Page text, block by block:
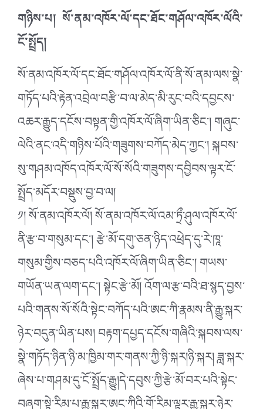
གཉིས་པ། སོ་ནམ་འཁོར་ལོ་དང་ཐོང་གཤོལ་འཁོར་ལོའི་
ངོ་སྤྲོད།
སོ་ནམ་འཁོར་ལོ་དང་ཐོང་གཤོལ་འཁོར་ལོ་ནི་སོ་ནམ་ལས་སྣེ་
གཏོད་པའི་རྟེན་འབྲེལ་བརྩི་བ་ལ་མེད་མི་རུང་བའི་དབྱངས་
འཆར་རྒྱུད་དངོས་བསྟན་གྱི་འཁོར་ལོ་ཞིག་ཡིན་ཅིང༌། གཞུང་
ལེའི་ནང་འདི་གཉིས་པོའི་གཟུགས་བཀོད་མེད་ཀྱང༌། སྐབས་
སུ་གཤམ་འཁོད་འཁོར་ལོ་སོ་སོའི་གཟུགས་དབྱིབས་ལྟར་ངོ་
སྤྲོད་མདོར་བསྡུས་བྱ་བ་ལ།
༡། སོ་ནམ་འཁོར་ལོ། སོ་ནམ་འཁོར་ལོ་འམ་ཏྲྀ་ཤུལ་འཁོར་ལོ་
ནི་རྩ་བ་གསུམ་དང༌། རྩེ་མོ་དགུ་ཅན་ཉིད་འཕྲེད་དུ་རེ་ཁཱ་
གསུམ་གྱིས་བཅད་པའི་འཁོར་ལོ་ཞིག་ཡིན་ཅིང༌། གཡས་
གཡོན་ཡན་ལག་དང༌། སྟེང་རྩེ་མོ། འོག་ལ་རྩ་བའི་ཐ་སྙད་བྱས་
པའི་གནས་སོ་སོའི་སྟེང་བཀོད་པའི་ཨང་ཀི་རྣམས་ནི་རྒྱུ་སྐར་
ཉེར་བདུན་ཡིན་པས། བརྟག་དཔྱད་དངོས་གཞིའི་སྐབས་ལས་
སྣེ་གཏོད་ཉིན་ཉི་མ་ཁྱིམ་གར་གནས་ཀྱི་ཉི་སྐར།ཉི་སྐར། ཟླ་སྐར་
ཞེས་པ་གཤམ་དུ་ངོ་སྤྲོད་རྒྱུ།དེ་དབུས་ཀྱི་རྩེ་མོ་བར་པའི་སྟེང་